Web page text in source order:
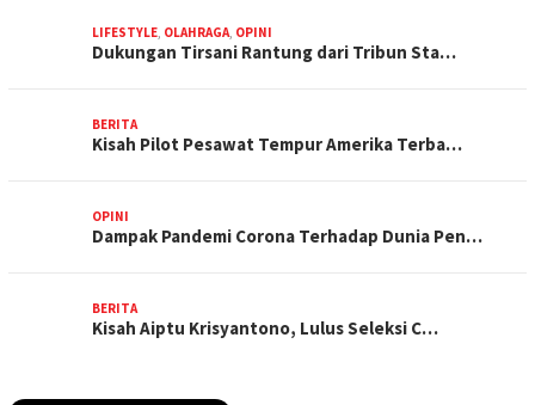
LIFESTYLE, OLAHRAGA, OPINI
Dukungan Tirsani Rantung dari Tribun Sta…
BERITA
Kisah Pilot Pesawat Tempur Amerika Terba…
OPINI
Dampak Pandemi Corona Terhadap Dunia Pen…
BERITA
Kisah Aiptu Krisyantono, Lulus Seleksi C…